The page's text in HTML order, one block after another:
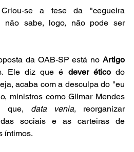
se a tese da "cegueira
não sabe, logo, não pode ser
da OAB-SP está no Artigo
Ele diz que é dever ético do
acaba com a desculpa do "eu
ministros como Gilmar Mendes
que, data venia, reorganizar
sociais e as carteiras de
íntimos.